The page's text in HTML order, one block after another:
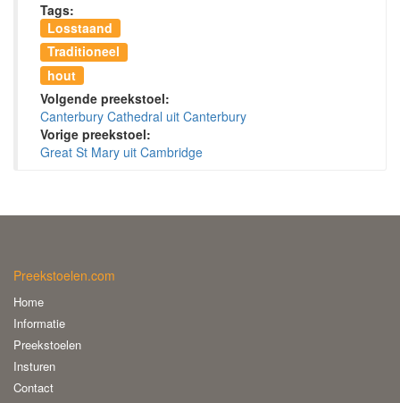
Tags:
Losstaand
Traditioneel
hout
Volgende preekstoel:
Canterbury Cathedral uit Canterbury
Vorige preekstoel:
Great St Mary uit Cambridge
Preekstoelen.com
Home
Informatie
Preekstoelen
Insturen
Contact